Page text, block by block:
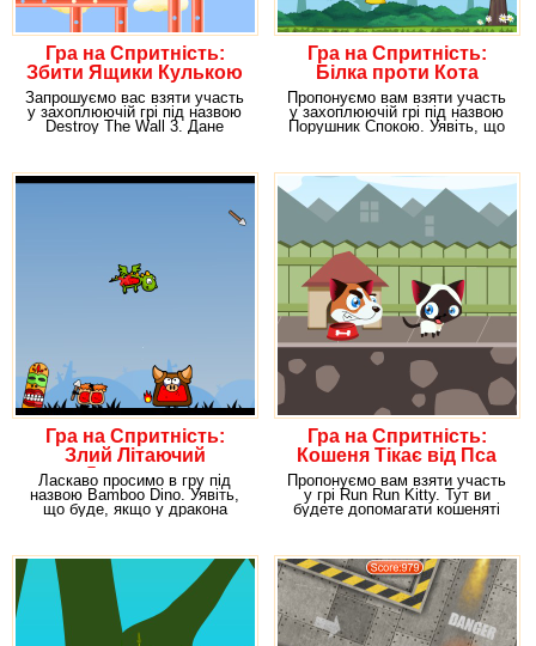
Гра на Спритність:
Збити Ящики Кулькою
Запрошуємо вас взяти участь
у захоплюючій грі під назвою
Destroy The Wall 3. Дане
Гра на Спритність:
Білка проти Кота
Пропонуємо вам взяти участь
у захоплюючій грі під назвою
Порушник Спокою. Уявіть, що
Гра на Спритність:
Злий Літаючий
Дракончик
Ласкаво просимо в гру під
назвою Bamboo Dino. Уявіть,
що буде, якщо у дракона
Гра на Спритність:
Кошеня Тікає від Пса
Пропонуємо вам взяти участь
у грі Run Run Kitty. Тут ви
будете допомагати кошеняті